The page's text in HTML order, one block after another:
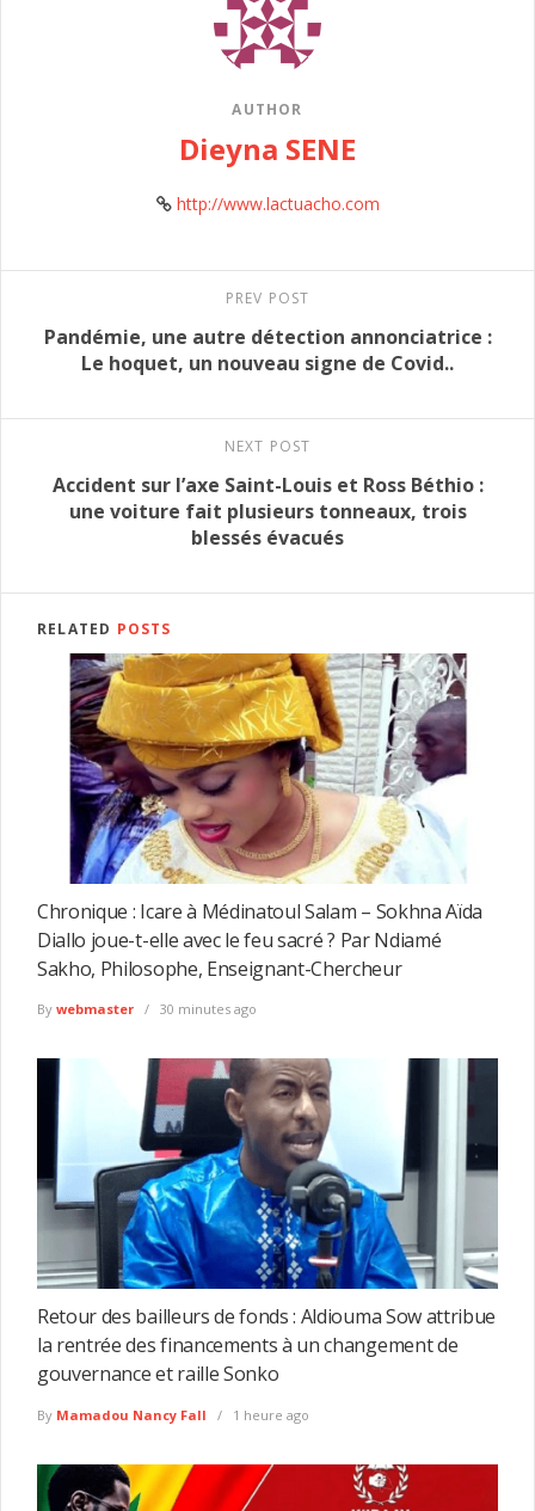
AUTHOR
Dieyna SENE
http://www.lactuacho.com
PREV POST
Pandémie, une autre détection annonciatrice :
Le hoquet, un nouveau signe de Covid..
NEXT POST
Accident sur l’axe Saint-Louis et Ross Béthio :
une voiture fait plusieurs tonneaux, trois
blessés évacués
RELATED POSTS
Chronique : Icare à Médinatoul Salam – Sokhna Aïda
Diallo joue-t-elle avec le feu sacré ? Par Ndiamé
Sakho, Philosophe, Enseignant-Chercheur
By webmaster 30 minutes ago
Retour des bailleurs de fonds : Aldiouma Sow attribue
la rentrée des financements à un changement de
gouvernance et raille Sonko
By Mamadou Nancy Fall 1 heure ago